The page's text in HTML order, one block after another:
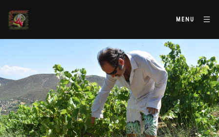
MENU